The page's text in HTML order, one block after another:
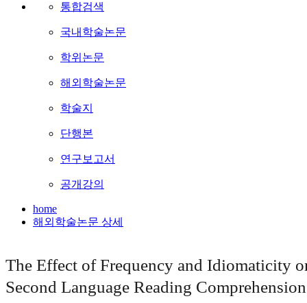
통합검색
국내학술논문
학위논문
해외학술논문
학술지
단행본
연구보고서
공개강의
home
해외학술논문 상세
The Effect of Frequency and Idiomaticity
Second Language Reading Comprehension